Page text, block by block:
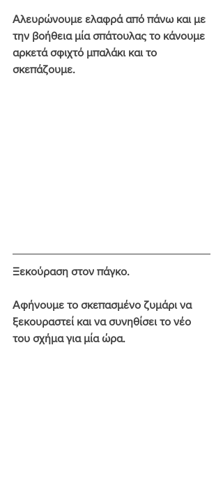
Αλευρώνουμε ελαφρά από πάνω και με
την βοήθεια μία σπάτουλας το κάνουμε
αρκετά σφιχτό μπαλάκι και το
σκεπάζουμε.
Ξεκούραση στον πάγκο.
Αφήνουμε το σκεπασμένο ζυμάρι να
ξεκουραστεί και να συνηθίσει το νέο
του σχήμα για μία ώρα.